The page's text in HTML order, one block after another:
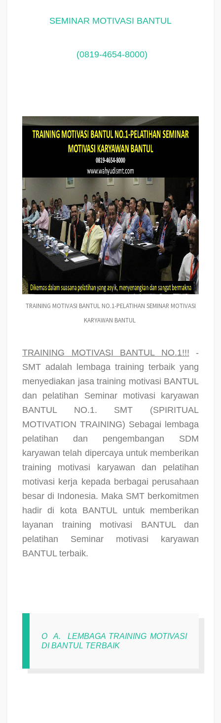
SEMINAR MOTIVASI BANTUL
(0819-4654-8000)
TRAINING MOTIVASI BANTUL NO.1-PELATIHAN SEMINAR MOTIVASI
KARYAWAN BANTUL
TRAINING MOTIVASI BANTUL NO.1!!! -
SMT adalah lembaga training terbaik yang
menyediakan jasa training motivasi BANTUL
dan pelatihan Seminar motivasi karyawan
BANTUL NO.1. SMT (SPIRITUAL
MOTIVATION TRAINING) Sebagai lembaga
pelatihan dan pengembangan SDM
karyawan telah dipercaya untuk memberikan
training motivasi karyawan dan pelatihan
motivasi kerja kepada berbagai perusahaan
besar di Indonesia. Maka SMT berkomitmen
hadir di kota BANTUL untuk memberikan
layanan training motivasi BANTUL dan
pelatihan Seminar motivasi karyawan
BANTUL terbaik.
O A.
LEMBAGA TRAINING MOTIVASI
DI BANTUL TERBAIK